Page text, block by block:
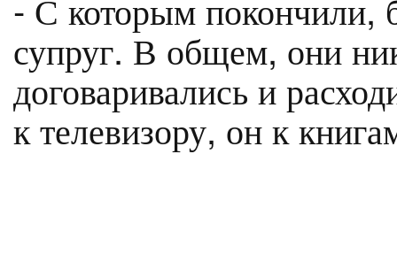
супруг. В общем, они
договаривались и
к телевизору, он к